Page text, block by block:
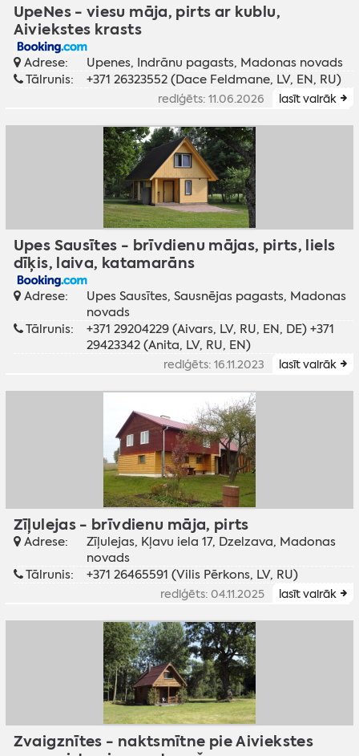
UpeNes - viesu māja, pirts ar kublu,
Aiviekstes krasts
Adrese:
Upenes, Indrānu pagasts, Madonas novads
Tālrunis:
+371 26323552 (Dace Feldmane, LV, EN, RU)
rediģēts: 11.06.2026 lasīt vairāk
Upes Sausītes - brīvdienu mājas, pirts, liels
dīķis, laiva, katamarāns
Adrese:
Upes Sausītes, Sausnējas pagasts, Madonas
novads
Tālrunis:
+371 29204229 (Aivars, LV, RU, EN, DE) +371
29423342 (Anita, LV, RU, EN)
rediģēts: 16.11.2023 lasīt vairāk
Zīļulejas - brīvdienu māja, pirts
Adrese:
Zīļulejas, Kļavu iela 17, Dzelzava, Madonas
novads
Tālrunis:
+371 26465591 (Vilis Pērkons, LV, RU)
rediģēts: 04.11.2025 lasīt vairāk
Zvaigznītes - naktsmītne pie Aiviekstes